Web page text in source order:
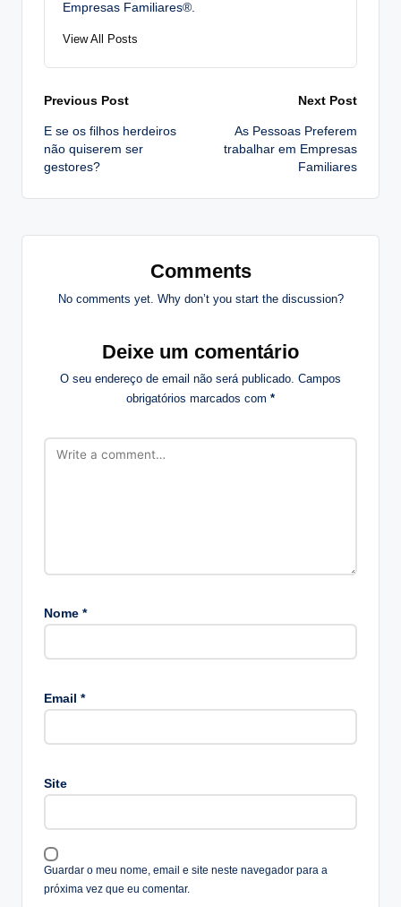
Empresas Familiares®.
View All Posts
Post
navigation
Previous Post
E se os filhos herdeiros
não quiserem ser
gestores?
Next Post
As Pessoas Preferem
trabalhar em Empresas
Familiares
Comments
No comments yet. Why don’t you start the discussion?
Deixe um comentário
O seu endereço de email não será publicado. Campos
obrigatórios marcados com *
Nome *
Email *
Site
Guardar o meu nome, email e site neste navegador para a
próxima vez que eu comentar.
e
ti
e
: